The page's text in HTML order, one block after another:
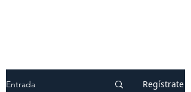
Entrada Regístrate